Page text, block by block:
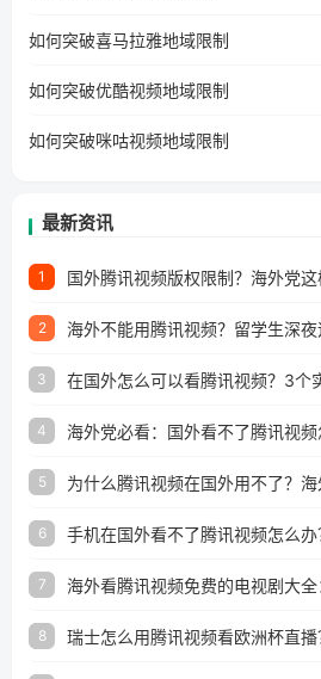
户收听网易云音乐地区版权限
工作、留学、定居等，都可以
所困扰。
如何突破喜马拉雅地域限制
如何突破优酷视频地域限制
如何突破咪咕视频地域限制
最新资讯
1
2
3
4
5
6
7
8